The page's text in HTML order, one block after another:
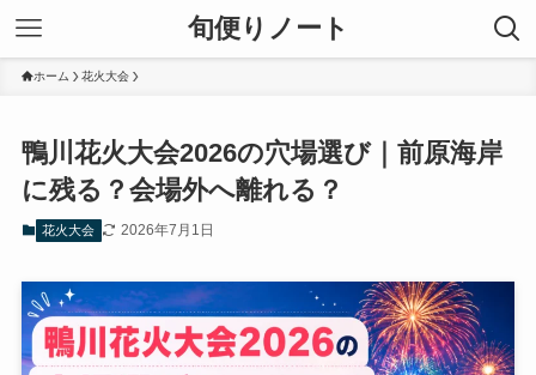
旬便りノート
ホーム 花火大会
鴨川花火大会2026の穴場選び｜前原海岸
に残る？会場外へ離れる？
花火大会 2026年7月1日